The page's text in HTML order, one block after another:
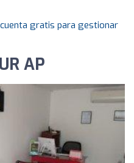
gratis para gestionar
AP